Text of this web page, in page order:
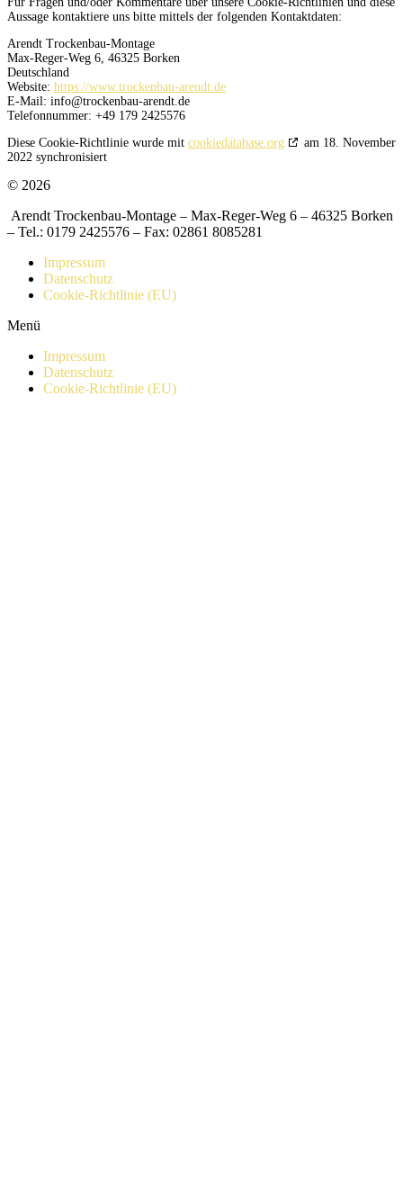
Aussage kontaktiere uns bitte mittels der folgenden Kontaktdaten:
Arendt Trockenbau-Montage
Max-Reger-Weg 6, 46325 Borken
Deutschland
Website: https://www.trockenbau-arendt.de
E-Mail: ed.tdnera-uabnekcort@ofni
Telefonnummer: +49 179 2425576
Diese Cookie-Richtlinie wurde mit cookiedatabase.org
am 18. November
2022 synchronisiert
© 2026
Arendt Trockenbau-Montage – Max-Reger-Weg 6 – 46325 Borken
– Tel.: 0179 2425576 – Fax: 02861 8085281
Impressum
Datenschutz
Cookie-Richtlinie (EU)
Menü
Impressum
Datenschutz
Cookie-Richtlinie (EU)